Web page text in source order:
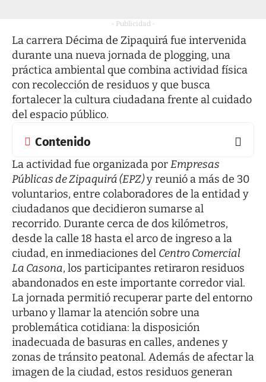
- Publicidad -
La carrera Décima de Zipaquirá fue intervenida
durante una nueva jornada de plogging, una
práctica ambiental que combina actividad física
con recolección de residuos y que busca
fortalecer la cultura ciudadana frente al cuidado
del espacio público.
Contenido
La actividad fue organizada porEmpresas
Públicas de Zipaquirá (EPZ)y reunió a más de 30
voluntarios, entre colaboradores de la entidad y
ciudadanos que decidieron sumarse al
recorrido. Durante cerca de dos kilómetros,
desde la calle 18 hasta el arco de ingreso a la
ciudad, en inmediaciones del Centro Comercial
La Casona, los participantes retiraron residuos
abandonados en este importante corredor vial.
La jornada permitió recuperar parte del entorno
urbano y llamar la atención sobre una
problemática cotidiana: la disposición
inadecuada de basuras en calles, andenes y
zonas de tránsito peatonal. Además de afectar la
imagen de la ciudad, estos residuos generan